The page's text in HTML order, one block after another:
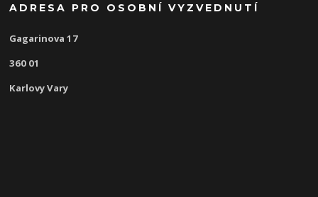
ADRESA PRO OSOBNÍ VYZVEDNUTÍ
Gagarinova 17
360 01
Karlovy Vary